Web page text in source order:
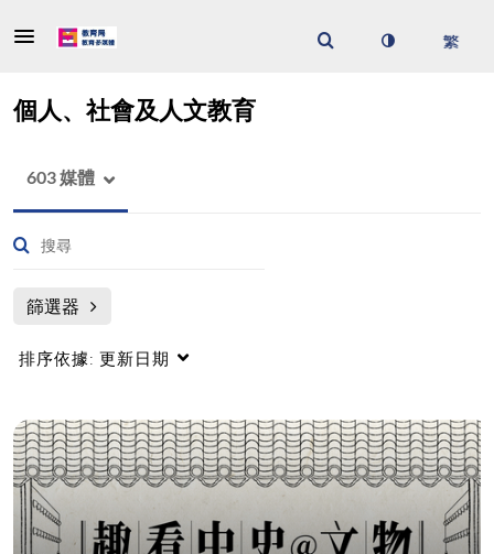
個人、社會及人文教育
603 媒體
篩選器
排序依據: 更新日期